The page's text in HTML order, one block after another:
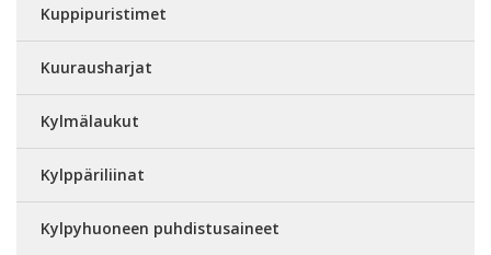
Kuppipuristimet
Kuurausharjat
Kylmälaukut
Kylppäriliinat
Kylpyhuoneen puhdistusaineet